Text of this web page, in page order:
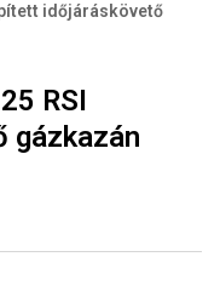
időjáráskövető
RSI
gázkazán